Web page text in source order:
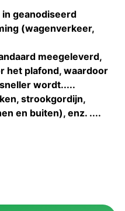
geanodiseerd
(wagenverkeer,
meegeleverd,
het plafond, waardoor
wordt.....
strookgordijn,
en buiten), enz. ....